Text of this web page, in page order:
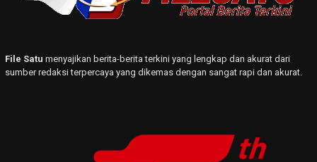
File Satu menyajikan berita-berita terkini yang lengkap dan akurat dari
sumber redaksi terpercaya yang dikemas dengan sangat rapi dan akurat.